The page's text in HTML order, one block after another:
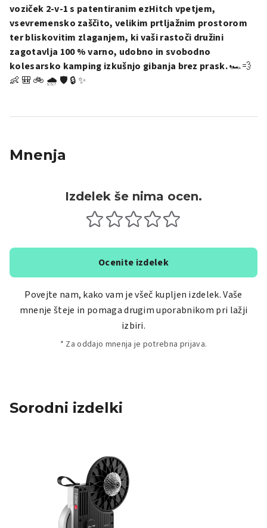
voziček 2-v-1 s patentiranim ezHitch vpetjem,
vsevremensko zaščito, velikim prtljažnim prostorom
ter bliskovitim zlaganjem, ki vaši rastoči družini
zagotavlja 100 % varno, udobno in svobodno
kolesarsko kamping izkušnjo gibanja brez prask.🏎️💨
👶 🎒 🚲 🌧️ 🛡️ 🔒 ✨
Mnenja
Izdelek še nima ocen.
Ocenite izdelek
Povejte nam, kako vam je všeč kupljen izdelek. Vaše
mnenje šteje in pomaga drugim uporabnikom pri lažji
izbiri.
* Za oddajo mnenja je potrebna prijava.
Sorodni izdelki